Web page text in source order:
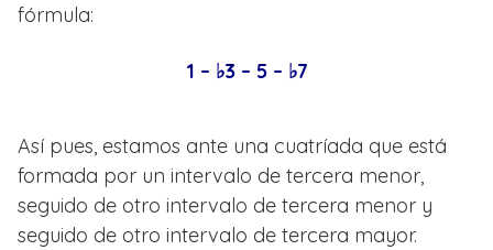
fórmula:
1 – ♭3 – 5 – ♭7
Así pues, estamos ante una cuatríada que está
formada por un intervalo de tercera menor,
seguido de otro intervalo de tercera menor y
seguido de otro intervalo de tercera mayor.